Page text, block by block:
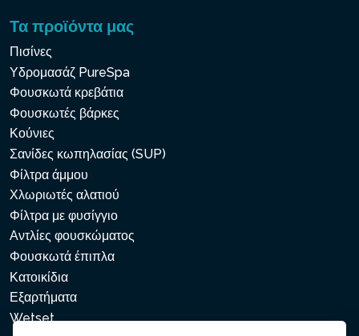
Τα προϊόντα μας
Πισίνες
Υδρομασάζ PureSpa
Φουσκωτά κρεβάτια
Φουσκωτές βάρκες
Κούνιες
Σανίδες κωπηλασίας (SUP)
Φίλτρα άμμου
Χλωριωτές αλατιού
Φίλτρα με φυσίγγιο
Αντλίες φουσκώματος
Φουσκωτά έπιπλα
Κατοικίδια
Εξαρτήματα
Wetset